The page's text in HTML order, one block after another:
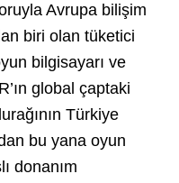
Avrupa bilişim
biri olan tüketici
bilgisayarı ve
global çaptaki
Türkiye
bu yana oyun
donanım